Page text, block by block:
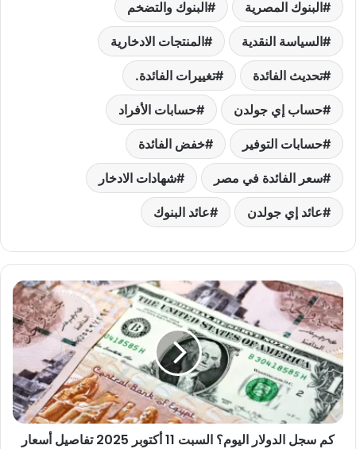
البنوك المصرية البنوك والتضخم
السياسة النقدية المنتجات الادخارية
تحديث الفائدة تغييرات الفائدة.
حساب إي جولدن حسابات الأفراد
حسابات التوفير خفض الفائدة
سعر الفائدة في مصر شهادات الادخار
عائد إي جولدن عائد البنوك
كم
سجل
الدولار
اليوم؟
السبت
11
أكتوبر
2025
تفاصيل
أسعار
كم سجل الدولار اليوم؟ السبت 11 أكتوبر 2025 تفاصيل أسعار